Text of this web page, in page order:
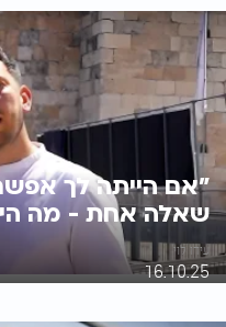
"אם הייתה לך
שאלה אחת - מה
עידו לוי
16.10.25